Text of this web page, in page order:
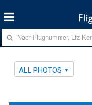
ALL PHOTOS